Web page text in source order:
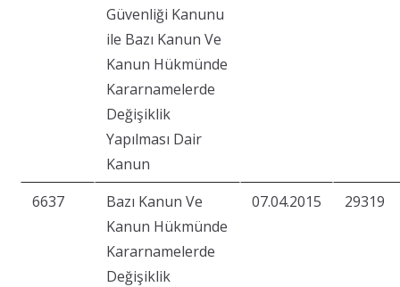
Güvenliği Kanunu
ile Bazı Kanun Ve
Kanun Hükmünde
Kararnamelerde
Değişiklik
Yapılması Dair
Kanun
6637
Bazı Kanun Ve
Kanun Hükmünde
Kararnamelerde
Değişiklik
07.04.2015 29319